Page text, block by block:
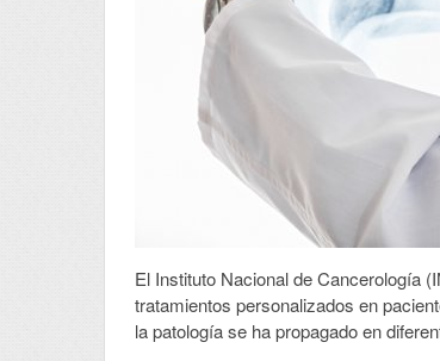
El Instituto Nacional de Cancerología
tratamientos personalizados en
la patología se ha propagado en